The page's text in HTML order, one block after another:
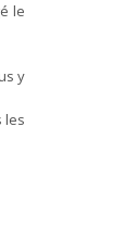
le
y
les